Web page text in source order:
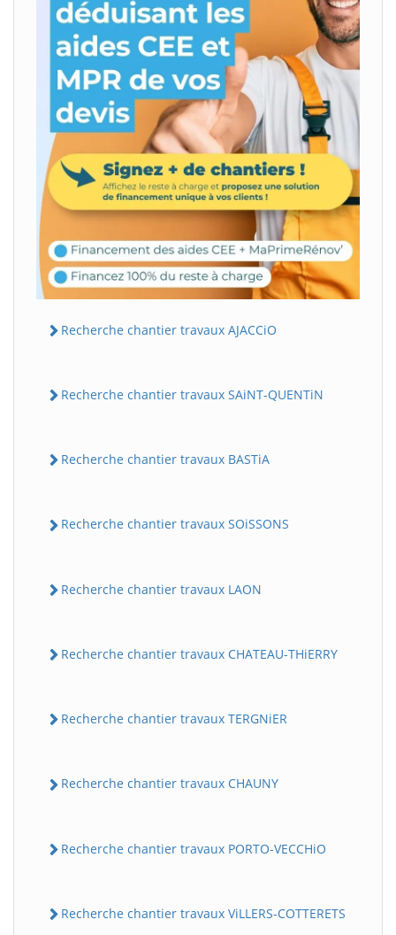
Recherche chantier travaux AJACCiO
Recherche chantier travaux SAiNT-QUENTiN
Recherche chantier travaux BASTiA
Recherche chantier travaux SOiSSONS
Recherche chantier travaux LAON
Recherche chantier travaux CHATEAU-THiERRY
Recherche chantier travaux TERGNiER
Recherche chantier travaux CHAUNY
Recherche chantier travaux PORTO-VECCHiO
Recherche chantier travaux ViLLERS-COTTERETS